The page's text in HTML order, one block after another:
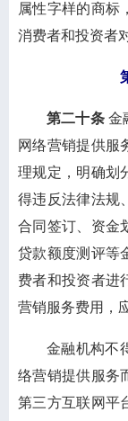
属性字样的商标
消费者和投资者
第二十条金
网络营销提供服
理规定，明确划
得违反法律法规
合同签订、资金
贷款额度测评等
费者和投资者进
营销服务费用，
金融机构不
络营销提供服务
第三方互联网平